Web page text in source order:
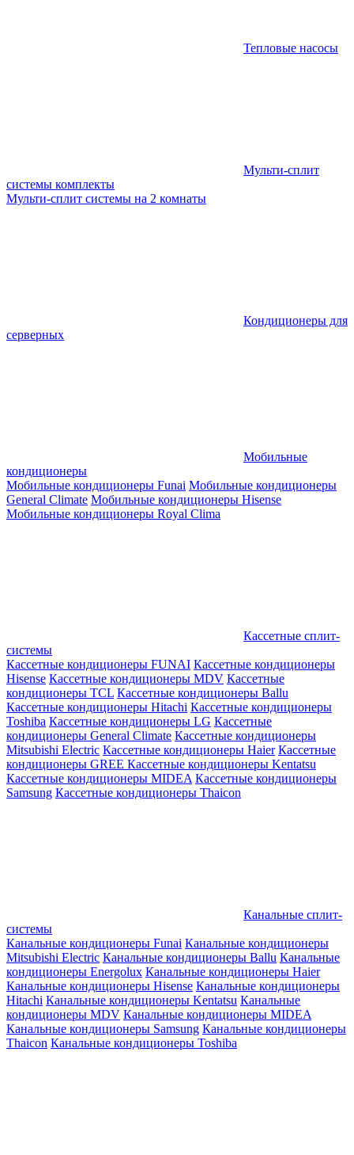
Тепловые насосы
Мульти-сплит
системы комплекты
Мульти-сплит системы на 2 комнаты
Кондиционеры для
серверных
Мобильные
кондиционеры
Мобильные кондиционеры Funai Мобильные кондиционеры
General Climate Мобильные кондиционеры Hisense
Мобильные кондиционеры Royal Clima
Кассетные сплит-
системы
Кассетные кондиционеры FUNAI Кассетные кондиционеры
Hisense Кассетные кондиционеры MDV Кассетные
кондиционеры TCL Кассетные кондиционеры Ballu
Кассетные кондиционеры Hitachi Кассетные кондиционеры
Toshiba Кассетные кондиционеры LG Кассетные
кондиционеры General Climate Кассетные кондиционеры
Mitsubishi Electric Кассетные кондиционеры Haier Кассетные
кондиционеры GREE Кассетные кондиционеры Kentatsu
Кассетные кондиционеры MIDEA Кассетные кондиционеры
Samsung Кассетные кондиционеры Thaicon
Канальные сплит-
системы
Канальные кондиционеры Funai Канальные кондиционеры
Mitsubishi Electric Канальные кондиционеры Ballu Канальные
кондиционеры Energolux Канальные кондиционеры Haier
Канальные кондиционеры Hisense Канальные кондиционеры
Hitachi Канальные кондиционеры Kentatsu Канальные
кондиционеры MDV Канальные кондиционеры MIDEA
Канальные кондиционеры Samsung Канальные кондиционеры
Thaicon Канальные кондиционеры Toshiba